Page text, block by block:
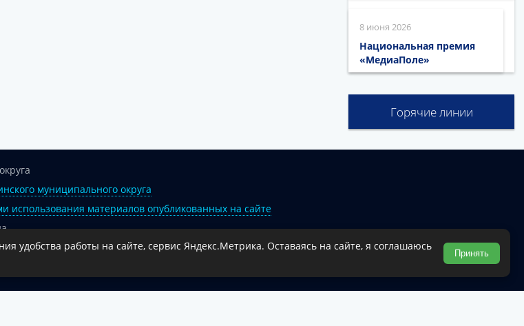
8 июня 2026
Национальная премия
«МедиаПоле»
Горячие линии
муниципального округа
использования материалов опубликованных на сайте
интернет-портал администрации Туапсинского муниципального округа.
удобства работы на сайте, сервис Яндекс.Метрика. Оставаясь на сайте, я соглашаюсь
Принять